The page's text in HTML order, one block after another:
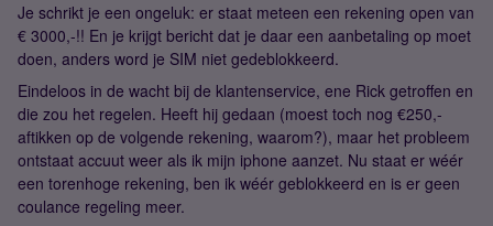
Je schrikt je een ongeluk: er staat meteen een rekening open van
€ 3000,-!! En je krijgt bericht dat je daar een aanbetaling op moet
doen, anders word je SIM niet gedeblokkeerd.
Eindeloos in de wacht bij de klantenservice, ene Rick getroffen en
die zou het regelen. Heeft hij gedaan (moest toch nog €250,-
aftikken op de volgende rekening, waarom?), maar het probleem
ontstaat accuut weer als ik mijn iphone aanzet. Nu staat er wéér
een torenhoge rekening, ben ik wéér geblokkeerd en is er geen
coulance regeling meer.